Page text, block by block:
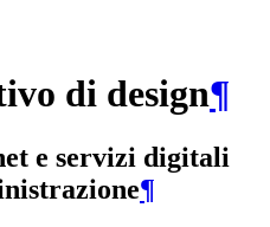
di design¶
e servizi digitali
¶